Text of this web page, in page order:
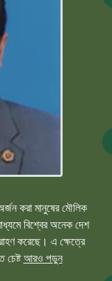
করা মানুষের মৌলিক
বিশ্বের অনেক দেশ
করেছে। এ ক্ষেত্রে
চেষ্টআরও পড়ুন